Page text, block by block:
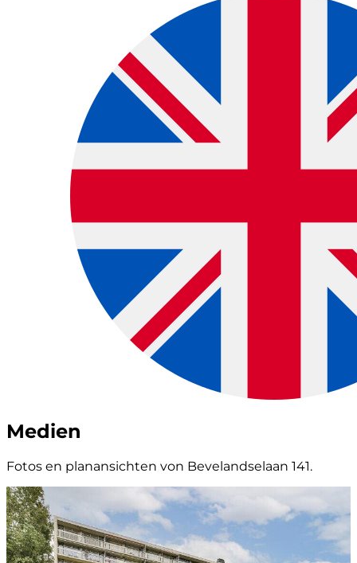
Medien
Fotos en planansichten von Bevelandselaan 141.